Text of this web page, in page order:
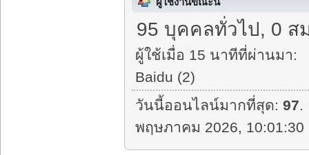
95 บุคคลทั่วไป, 0 ส
ผู้ใช้เมื่อ 15 นาทีที่ผ่านมา:
Baidu (2)
วันนี้ออนไลน์มากที่สุด:97.
พฤษภาคม 2026, 10:01:30